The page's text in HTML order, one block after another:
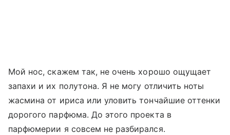
Мой нос, скажем так, не очень хорошо ощущает
запахи и их полутона. Я не могу отличить ноты
жасмина от ириса или уловить тончайшие оттенки
дорогого парфюма. До этого проекта в
парфюмерии я совсем не разбирался.